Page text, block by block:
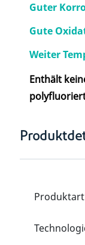
Guter
Gute
Weiter
Enthält
Produktart